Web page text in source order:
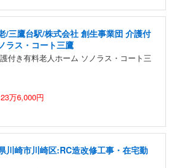
/三鷹台駅/株式会社 創生事業団 介護付
ラス・コート三鷹
付き有料老人ホーム ソノラス・コート三
万6,000円
川崎市川崎区:RC造改修工事・在宅勤